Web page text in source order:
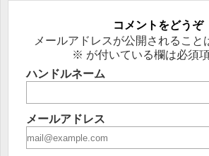
コメントをどうぞ
メールアドレスが公開されること
※ が付いている欄は必須
ハンドルネーム
メールアドレス